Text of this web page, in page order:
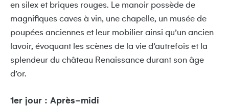
en silex et briques rouges. Le manoir possède de
magnifiques caves à vin, une chapelle, un musée de
poupées anciennes et leur mobilier ainsi qu’un ancien
lavoir, évoquant les scènes de la vie d’autrefois et la
splendeur du château Renaissance durant son âge
d’or.
1er jour : Après-midi